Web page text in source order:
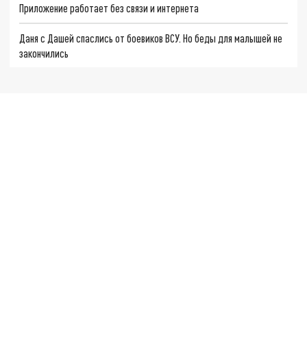
Приложение работает без связи и интернета
Даня с Дашей спаслись от боевиков ВСУ. Но беды для малышей не
закончились